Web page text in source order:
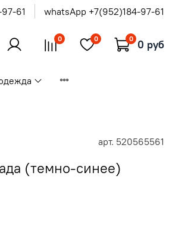
61 whatsApp +7(952)184-97-61
0 0 0 0 руб
арт. 520565561
(темно-синее)